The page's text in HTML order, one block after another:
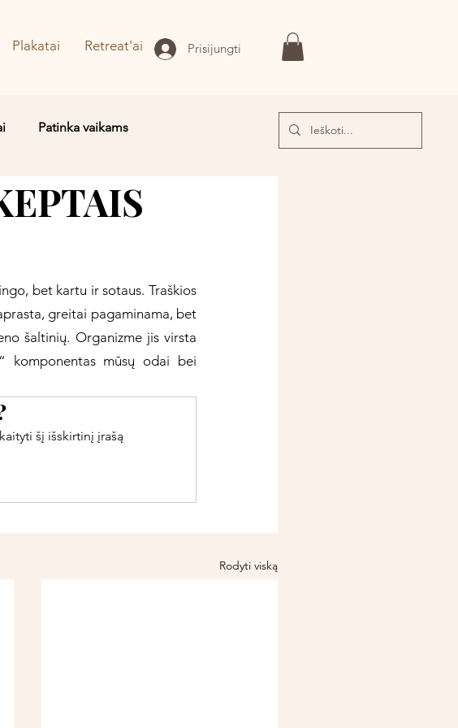
Plakatai Retreat'ai Prisijungti
Patinka vaikams
MYLIMIAUSI!
bet kartu ir sotaus. Traškios
greitai pagaminama, bet
šaltinių. Organizme jis virsta
komponentas mūsų odai bei
šį išskirtinį įrašą
Rodyti viską